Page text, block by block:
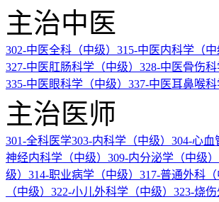
主治中医
302-中医全科（中级） 315-中医内科学（中
327-中医肛肠科学（中级） 328-中医骨伤科
335-中医眼科学（中级） 337-中医耳鼻喉科
主治医师
301-全科医学303-内科学（中级） 304-心血
神经内科学（中级） 309-内分泌学（中级）
级） 314-职业病学（中级） 317-普通外科（
（中级） 322-小儿外科学（中级） 323-烧伤